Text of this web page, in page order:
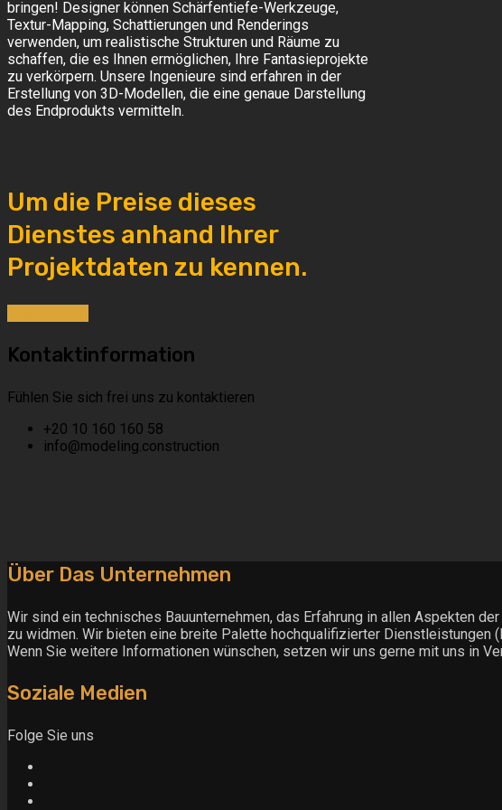
bringen! Designer können Schärfentiefe-Werkzeuge,
Textur-Mapping, Schattierungen und Renderings
verwenden, um realistische Strukturen und Räume zu
schaffen, die es Ihnen ermöglichen, Ihre Fantasieprojekte
zu verkörpern. Unsere Ingenieure sind erfahren in der
Erstellung von 3D-Modellen, die eine genaue Darstellung
des Endprodukts vermitteln.
Um die Preise dieses
Dienstes anhand Ihrer
Projektdaten zu kennen.
Kontaktinformation
Fühlen Sie sich frei uns zu kontaktieren
+20 10 160 160 58
info@modeling.construction
Über Das Unternehmen
Wir sind ein technisches Bauunternehmen, das Erfahrung in allen Aspekten
zu widmen. Wir bieten eine breite Palette hochqualifizierter Dienstleistungen
Wenn Sie weitere Informationen wünschen, setzen wir uns gerne mit uns in
Soziale Medien
Folge Sie uns